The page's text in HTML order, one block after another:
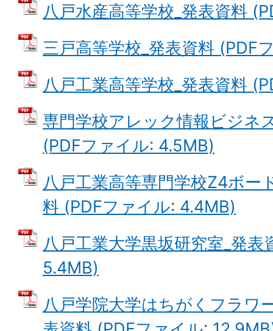
八戸水産高等学校_発表資料
三戸高等学校_発表資料 (PDF
八戸工業高等学校_発表資料
専門学校アレック情報ビジネ
(PDFファイル: 4.5MB)
八戸工業高等専門学校Z4ボー
料 (PDFファイル: 4.4MB)
八戸工業大学黒坂研究室_発
5.4MB)
八戸学院大学はちがくフラワ